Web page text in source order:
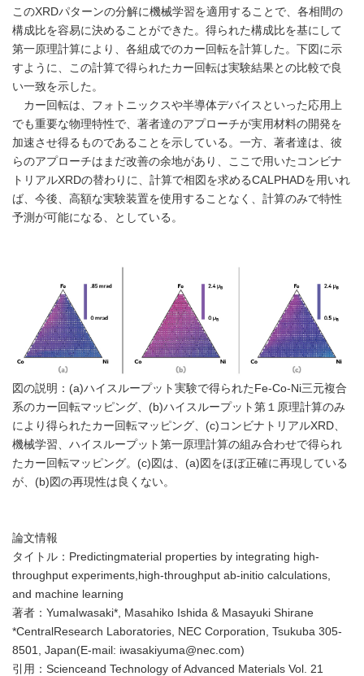
このXRDパターンの分解に機械学習を適用することで、各相間の
構成比を容易に決めることができた。得られた構成比を基にして
第一原理計算により、各組成でのカー回転を計算した。下図に示
すように、この計算で得られたカー回転は実験結果との比較で良
い一致を示した。
カー回転は、フォトニックスや半導体デバイスといった応用上
でも重要な物理特性で、著者達のアプローチが実用材料の開発を
加速させ得るものであることを示している。一方、著者達は、彼
らのアプローチはまだ改善の余地があり、ここで用いたコンビナ
トリアルXRDの替わりに、計算で相図を求めるCALPHADを用いれ
ば、今後、高額な実験装置を使用することなく、計算のみで特性
予測が可能になる、としている。
図の説明：(a)ハイスループット実験で得られたFe-Co-Ni三元複合
系のカー回転マッピング、(b)ハイスループット第１原理計算のみ
により得られたカー回転マッピング、(c)コンビナトリアルXRD、
機械学習、ハイスループット第一原理計算の組み合わせで得られ
たカー回転マッピング。(c)図は、(a)図をほぼ正確に再現している
が、(b)図の再現性は良くない。
論文情報
タイトル：Predictingmaterial properties by integrating high-
throughput experiments,high-throughput ab-initio calculations,
and machine learning
著者：YumaIwasaki*, Masahiko Ishida & Masayuki Shirane
*CentralResearch Laboratories, NEC Corporation, Tsukuba 305-
8501, Japan(E-mail: iwasakiyuma@nec.com)
引用：Scienceand Technology of Advanced Materials Vol. 21